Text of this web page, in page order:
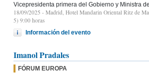
Vicepresidenta primera del Gobierno y Ministra
18/09/2025 - Madrid, Hotel Mandarin Oriental Ritz de
5) 9:00 horas
Información del evento
Imanol Pradales
FÓRUM EUROPA